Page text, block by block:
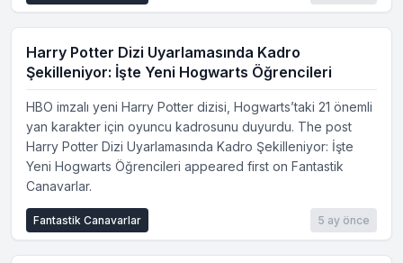
Harry Potter Dizi Uyarlamasında Kadro
Şekilleniyor: İşte Yeni Hogwarts Öğrencileri
HBO imzalı yeni Harry Potter dizisi, Hogwarts’taki 21 önemli
yan karakter için oyuncu kadrosunu duyurdu. The post
Harry Potter Dizi Uyarlamasında Kadro Şekilleniyor: İşte
Yeni Hogwarts Öğrencileri appeared first on Fantastik
Canavarlar.
5 ay önce
Fantastik Canavarlar